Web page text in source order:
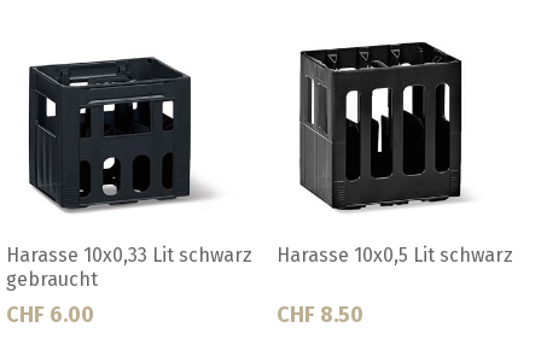
Harasse 10x0.33 Lit schwarz
Harasse 10x0.33